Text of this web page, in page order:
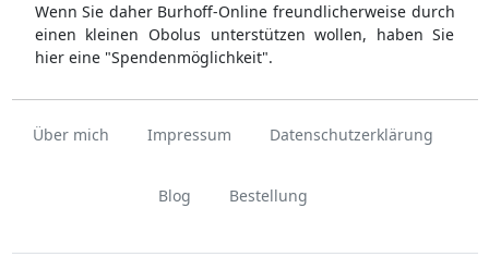
Wenn Sie daher Burhoff-Online freundlicherweise durch
einen kleinen Obolus unterstützen wollen, haben Sie
hier eine "Spendenmöglichkeit".
Über mich Impressum Datenschutzerklärung
Blog Bestellung